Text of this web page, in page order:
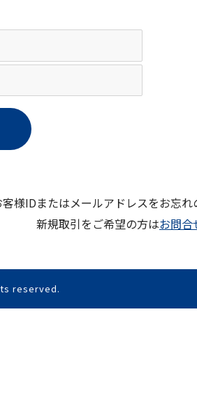
客様IDまたはメールアドレスをお忘れ
新規取引をご希望の方はお問合
reserved.